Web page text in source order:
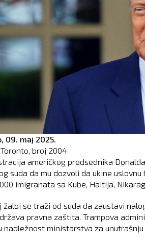
09. maj 2025.
broj 2004
američkog predsednika
suda da mu dozvoli da ukine
imigranata sa Kube, Haitija,
žalbi se traži od suda da zaustavi
pravna zaštita. Trampova
nadležnost ministarstva za